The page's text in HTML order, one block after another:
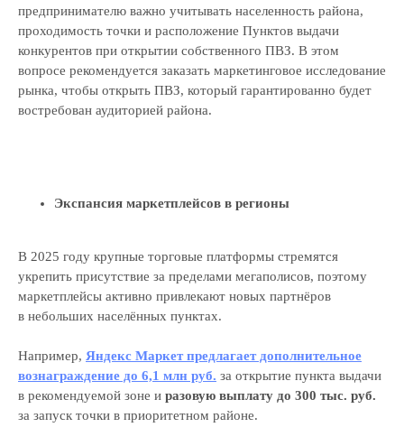
предпринимателю важно учитывать населенность района,
проходимость точки и расположение Пунктов выдачи
конкурентов при открытии собственного ПВЗ. В этом
вопросе рекомендуется заказать маркетинговое исследование
рынка, чтобы открыть ПВЗ, который гарантированно будет
востребован аудиторией района.
Экспансия маркетплейсов в регионы
В 2025 году крупные торговые платформы стремятся
укрепить присутствие за пределами мегаполисов, поэтому
маркетплейсы активно привлекают новых партнёров
в небольших населённых пунктах.
Например, Яндекс Маркет предлагает дополнительное
вознаграждение до 6,1 млн руб. за открытие пункта выдачи
в рекомендуемой зоне и разовую выплату до 300 тыс. руб.
за запуск точки в приоритетном районе.